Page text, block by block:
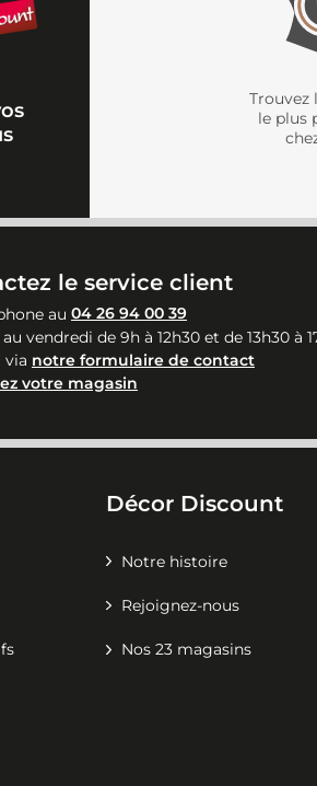
Trouvez
le plus
le service client
au 04 26 94 00 39
vendredi de 9h à 12h30 et de 13h30 à
via notre formulaire de contact
votre magasin
Décor Discount
Notre histoire
Rejoignez-nous
Nos 23 magasins